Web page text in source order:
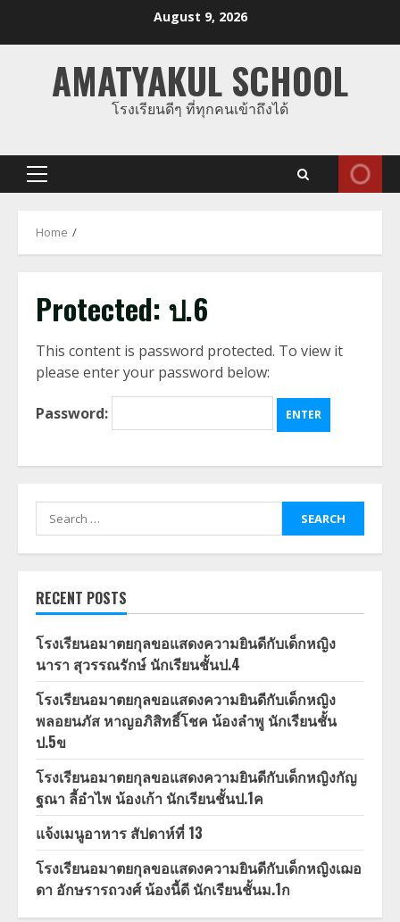
August 9, 2026
AMATYAKUL SCHOOL
โรงเรียนดีๆ ที่ทุกคนเข้าถึงได้
Primary
Home
Protected: ป.6
This content is password protected. To view it
please enter your password below:
Password:
Search
for:
RECENT POSTS
โรงเรียนอมาตยกุลขอแสดงความยินดีกับเด็กหญิง
นารา สุวรรณรักษ์ นักเรียนชั้นป.4
โรงเรียนอมาตยกุลขอแสดงความยินดีกับเด็กหญิง
พลอยนภัส หาญอภิสิทธิ์โชค น้องลำพู นักเรียนชั้น
ป.5ข
โรงเรียนอมาตยกุลขอแสดงความยินดีกับเด็กหญิงกัญ
ฐณา ลี้อำไพ น้องเก้า นักเรียนชั้นป.1ค
แจ้งเมนูอาหาร สัปดาห์ที่ 13
โรงเรียนอมาตยกุลขอแสดงความยินดีกับเด็กหญิงเฌอ
ดา อักษรารถวงศ์ น้องนี้ดี นักเรียนชั้นม.1ก